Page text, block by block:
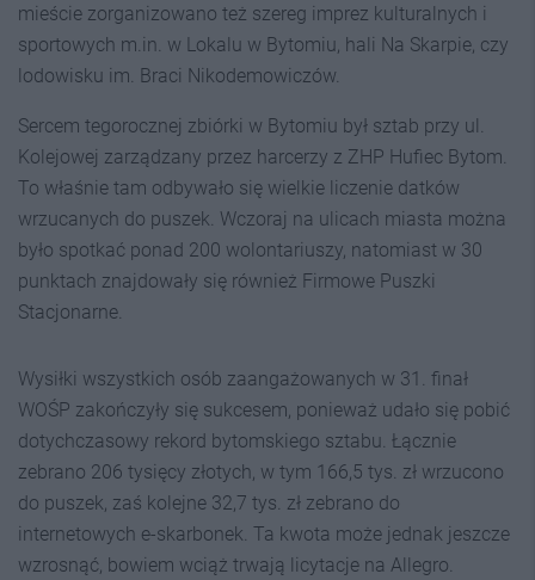
mieście zorganizowano też szereg imprez kulturalnych i
sportowych m.in. w Lokalu w Bytomiu, hali Na Skarpie, czy
lodowisku im. Braci Nikodemowiczów.
Sercem tegorocznej zbiórki w Bytomiu był sztab przy ul.
Kolejowej zarządzany przez harcerzy z ZHP Hufiec Bytom.
To właśnie tam odbywało się wielkie liczenie datków
wrzucanych do puszek. Wczoraj na ulicach miasta można
było spotkać ponad 200 wolontariuszy, natomiast w 30
punktach znajdowały się również Firmowe Puszki
Stacjonarne.
Wysiłki wszystkich osób zaangażowanych w 31. finał
WOŚP zakończyły się sukcesem, ponieważ udało się pobić
dotychczasowy rekord bytomskiego sztabu. Łącznie
zebrano 206 tysięcy złotych, w tym 166,5 tys. zł wrzucono
do puszek, zaś kolejne 32,7 tys. zł zebrano do
internetowych e-skarbonek. Ta kwota może jednak jeszcze
wzrosnąć, bowiem wciąż trwają licytacje na Allegro.